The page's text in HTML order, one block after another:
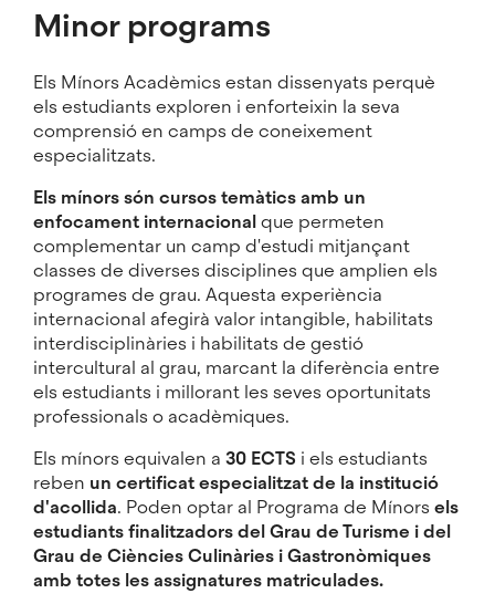
Minor programs
Els Mínors Acadèmics estan dissenyats perquè
els estudiants exploren i enforteixin la seva
comprensió en camps de coneixement
especialitzats.
Els mínors són cursos temàtics amb un
enfocament internacionalque permeten
complementar un camp d'estudi mitjançant
classes de diverses disciplines que amplien els
programes de grau. Aquesta experiència
internacional afegirà valor intangible, habilitats
interdisciplinàries i habilitats de gestió
intercultural al grau, marcant la diferència entre
els estudiants i millorant les seves oportunitats
professionals o acadèmiques.
Els mínors equivalen a 30 ECTS i els estudiants
reben un certificat especialitzat de la institució
d'acollida. Poden optar al Programa de Mínors els
estudiants finalitzadors del Grau de Turisme i del
Grau de Ciències Culinàries i Gastronòmiques
amb totes les assignatures matriculades.